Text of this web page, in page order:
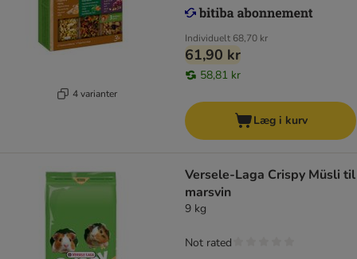
4 varianter
Individuelt 68,70 kr
61,90 kr
58,81 kr
Læg i kurv
Versele-Laga Crispy Müsli til
marsvin
9 kg
Not rated